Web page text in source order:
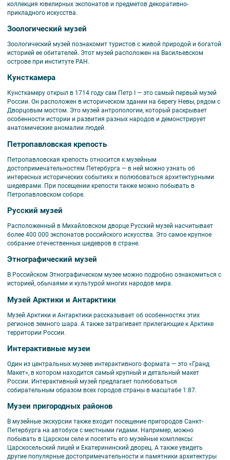
коллекция ювелирных экспонатов и предметов декоративно-
прикладного искусства.
Зоологический музей
Зоологический музей познакомит туристов с живой природой и богатой
историей ее обитателей. Этот музей расположен на Васильевском
острове при институте РАН.
Кунсткамера
Кунсткамеру открыл в 1714 году сам Петр I — это самый первый музей
России. Он расположен в историческом здании на берегу Невы, рядом с
Дворцовым мостом. Это музей антропологии, который раскрывает
особенности истории и развития разных народов и демонстрирует
анатомические аномалии людей.
Петропавловская крепость
Петропавловская крепость относится к музейным
достопримечательностям Петербурга — в ней можно узнать об
интересных исторических событиях и полюбоваться архитектурными
шедеврами. При посещении крепости также можно побывать в
Петропавловском соборе.
Русский музей
Расположенный в Михайловском дворце Русский музей насчитывает
более 400 000 экспонатов российского искусства. Это самое крупное
собрание отечественных шедевров в стране.
Этнографический музей
В Российском Этнографическом музее можно подробно ознакомиться с
историей, обычаями и культурой многих народов мира.
Музей Арктики и Антарктики
Музей Арктики и Антарктики рассказывает об особенностях этих
регионов земного шара. А также затрагивает прилегающие к Арктике
территории России.
Интерактивные музеи
Один из центральных музеев интерактивного формата — это «Гранд
Макет», в котором находится самый крупный и детальный макет
России. Интерактивный музей предлагает полюбоваться
собирательным образом всех городов страны в масштабе 1:87.
Музеи пригородных районов
В музейные экскурсии также входит посещение пригородов Санкт-
Петербурга на автобусе с местными гидами. Например, можно
побывать в Царском селе и посетить его музейные комплексы:
Царскосельский лицей и Екатерининский дворец. А также увидеть
другие популярные достопримечательности и памятники архитектуры